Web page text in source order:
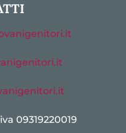
09319220019